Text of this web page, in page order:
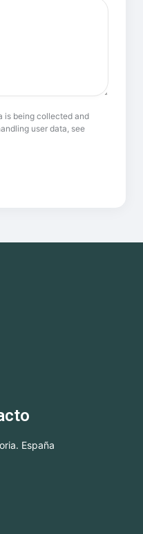
is being collected and
user data, see
España